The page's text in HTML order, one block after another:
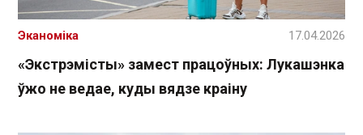
«Экстрэмісты» замест працоўных: Лукашэнка
ўжо не ведае, куды вядзе краіну
Эканоміка 17.04.2026